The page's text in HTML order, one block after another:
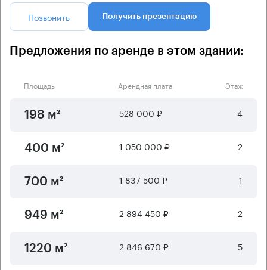
Позвонить Получить презентацию
Предложения по аренде в этом здании:
Площадь Арендная плата Этаж
198 м² 528 000 ₽ 4
400 м² 1 050 000 ₽ 2
700 м² 1 837 500 ₽ 1
949 м² 2 894 450 ₽ 2
1220 м² 2 846 670 ₽ 5